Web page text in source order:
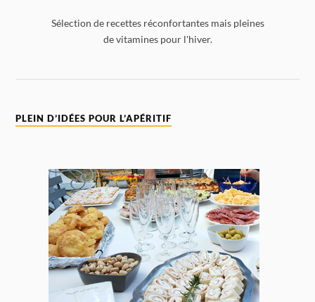
Sélection de recettes réconfortantes mais pleines
de vitamines pour l'hiver.
PLEIN D’IDÉES POUR L’APÉRITIF